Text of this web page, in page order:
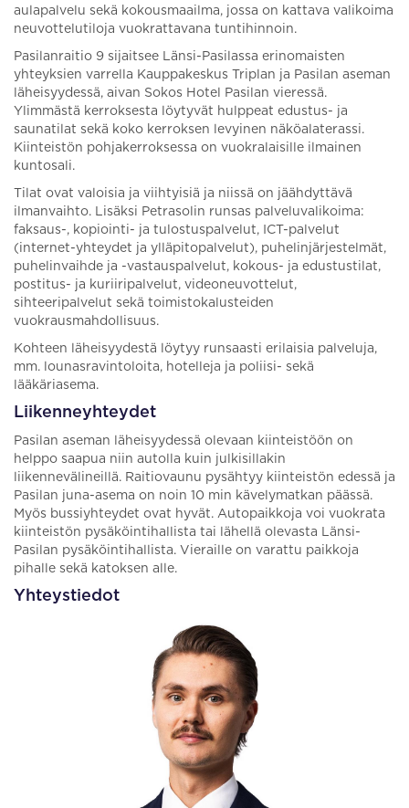
aulapalvelu sekä kokousmaailma, jossa on kattava valikoima
neuvottelutiloja vuokrattavana tuntihinnoin.
Pasilanraitio 9 sijaitsee Länsi-Pasilassa erinomaisten
yhteyksien varrella Kauppakeskus Triplan ja Pasilan aseman
läheisyydessä, aivan Sokos Hotel Pasilan vieressä.
Ylimmästä kerroksesta löytyvät hulppeat edustus- ja
saunatilat sekä koko kerroksen levyinen näköalaterassi.
Kiinteistön pohjakerroksessa on vuokralaisille ilmainen
kuntosali.
Tilat ovat valoisia ja viihtyisiä ja niissä on jäähdyttävä
ilmanvaihto. Lisäksi Petrasolin runsas palveluvalikoima:
faksaus-, kopiointi- ja tulostuspalvelut, ICT-palvelut
(internet-yhteydet ja ylläpitopalvelut), puhelinjärjestelmät,
puhelinvaihde ja -vastauspalvelut, kokous- ja edustustilat,
postitus- ja kuriiripalvelut, videoneuvottelut,
sihteeripalvelut sekä toimistokalusteiden
vuokrausmahdollisuus.
Kohteen läheisyydestä löytyy runsaasti erilaisia palveluja,
mm. lounasravintoloita, hotelleja ja poliisi- sekä
lääkäriasema.
Liikenneyhteydet
Pasilan aseman läheisyydessä olevaan kiinteistöön on
helppo saapua niin autolla kuin julkisillakin
liikennevälineillä. Raitiovaunu pysähtyy kiinteistön edessä ja
Pasilan juna-asema on noin 10 min kävelymatkan päässä.
Myös bussiyhteydet ovat hyvät. Autopaikkoja voi vuokrata
kiinteistön pysäköintihallista tai lähellä olevasta Länsi-
Pasilan pysäköintihallista. Vieraille on varattu paikkoja
pihalle sekä katoksen alle.
Yhteystiedot